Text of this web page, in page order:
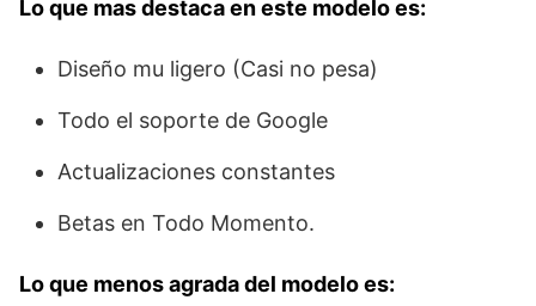
Lo que mas destaca en este modelo es:
Diseño mu ligero (Casi no pesa)
Todo el soporte de Google
Actualizaciones constantes
Betas en Todo Momento.
Lo que menos agrada del modelo es: